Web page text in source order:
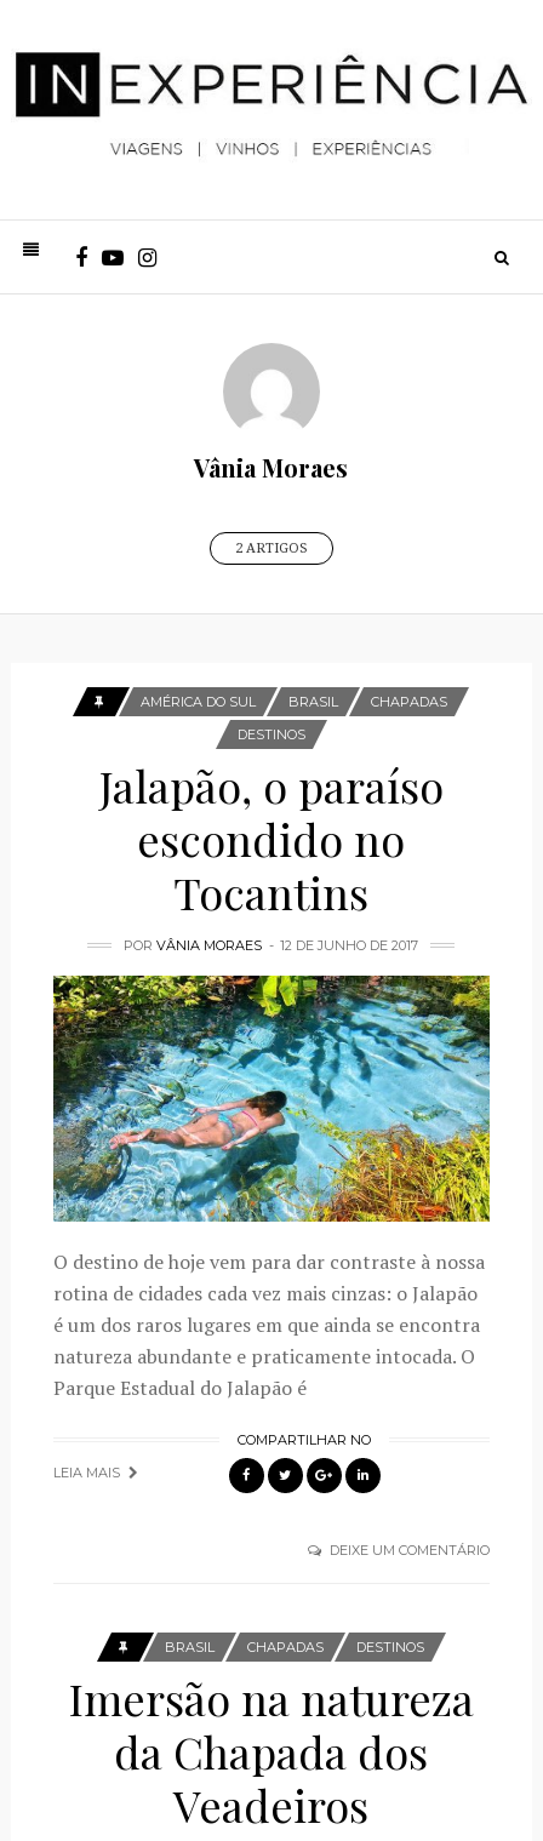
Vânia Moraes
2 ARTIGOS
AMÉRICA DO SUL BRASIL
CHAPADAS
DESTINOS
Jalapão, o paraíso
escondido no
Tocantins
PORVÂNIA MORAES 12 DE JUNHO DE 2017
O destino de hoje vem para dar contraste à nossa
rotina de cidades cada vez mais cinzas: o Jalapão
é um dos raros lugares em que ainda se encontra
natureza abundante e praticamente intocada. O
Parque Estadual do Jalapão é
LEIA MAIS
COMPARTILHAR NO
DEIXE UM COMENTÁRIO
BRASIL CHAPADAS DESTINOS
Imersão na natureza
da Chapada dos
Veadeiros